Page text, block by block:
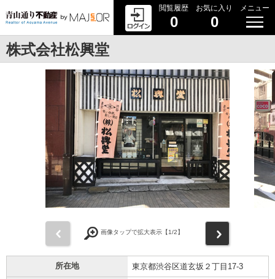
閲覧履歴
0
お気に入り
0
メニュー
株式会社松興堂
画像タップで拡大表示【1/2】
所在地 東京都渋谷区道玄坂２丁目17-3